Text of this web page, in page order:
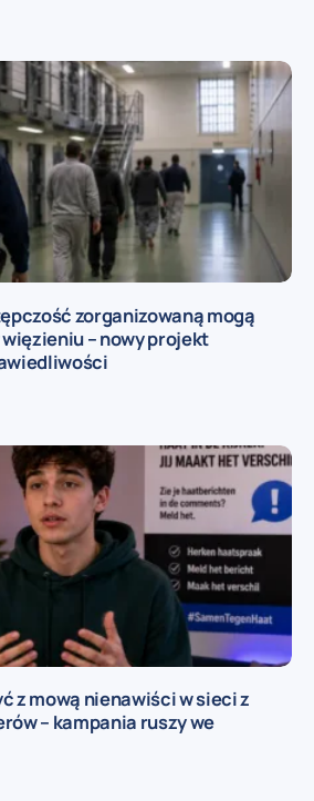
zorganizowaną mogą
– nowy projekt
z mową nienawiści w sieci z
– kampania ruszy we